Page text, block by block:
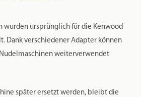
wurden ursprünglich für die Kenwood
Dank verschiedener Adapter können
weiterverwendet
später ersetzt werden, bleibt die